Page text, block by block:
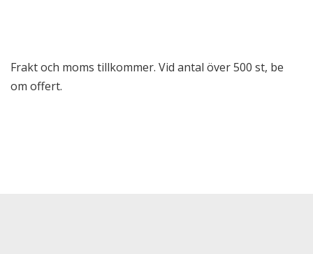
Frakt och moms tillkommer. Vid antal över 500 st, be
om offert.